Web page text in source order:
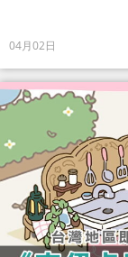
04月02日